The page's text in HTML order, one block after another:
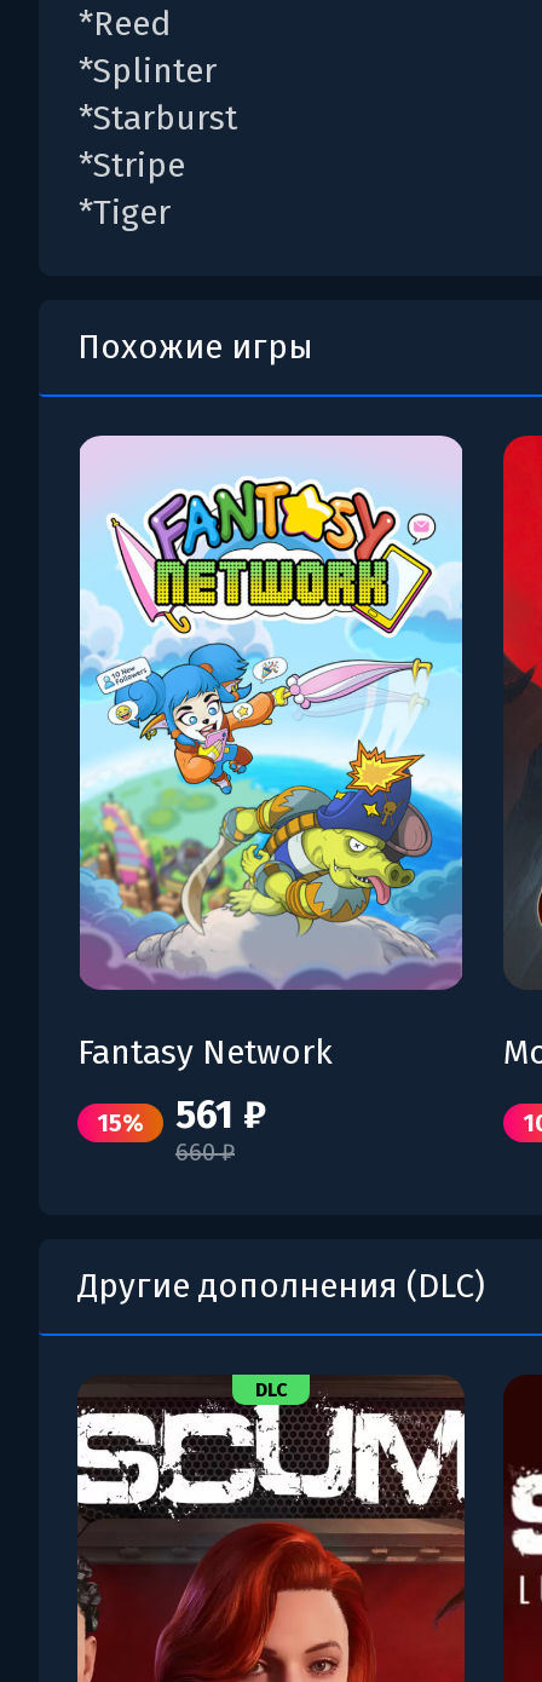
*Reed
*Splinter
*Starburst
*Stripe
*Tiger
Похожие игры
Fantasy Network
15% 561 ₽
660 ₽
Другие дополнения (DLC)
DLC